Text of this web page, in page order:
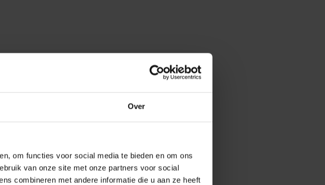
Over
om functies voor social media te bieden en om ons
van onze site met onze partners voor social
combineren met andere informatie die u aan ze heeft
en ronkende motoren van
en het Ivensplein en in de
zich sterk voor de inwoners die
die deze overlast veroorzaken.
kunnen komen.